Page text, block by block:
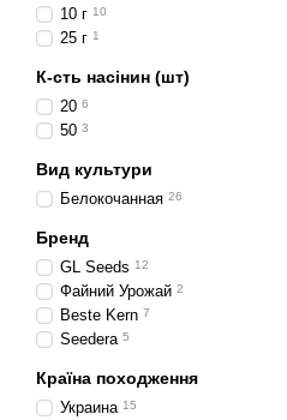
10 г 10
25 г 1
К-сть насінин (шт)
20 6
50 3
Вид культури
Белокочанная 26
Бренд
GL Seeds 12
Файний Урожай 2
Beste Kern 7
Seedera 5
Країна походження
Украина 15